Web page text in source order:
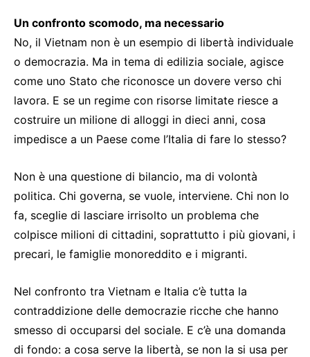
Un confronto scomodo, ma necessario
No, il Vietnam non è un esempio di libertà individuale
o democrazia. Ma in tema di edilizia sociale, agisce
come uno Stato che riconosce un dovere verso chi
lavora. E se un regime con risorse limitate riesce a
costruire un milione di alloggi in dieci anni, cosa
impedisce a un Paese come l’Italia di fare lo stesso?
Non è una questione di bilancio, ma di volontà
politica. Chi governa, se vuole, interviene. Chi non lo
fa, sceglie di lasciare irrisolto un problema che
colpisce milioni di cittadini, soprattutto i più giovani, i
precari, le famiglie monoreddito e i migranti.
Nel confronto tra Vietnam e Italia c’è tutta la
contraddizione delle democrazie ricche che hanno
smesso di occuparsi del sociale. E c’è una domanda
di fondo: a cosa serve la libertà, se non la si usa per